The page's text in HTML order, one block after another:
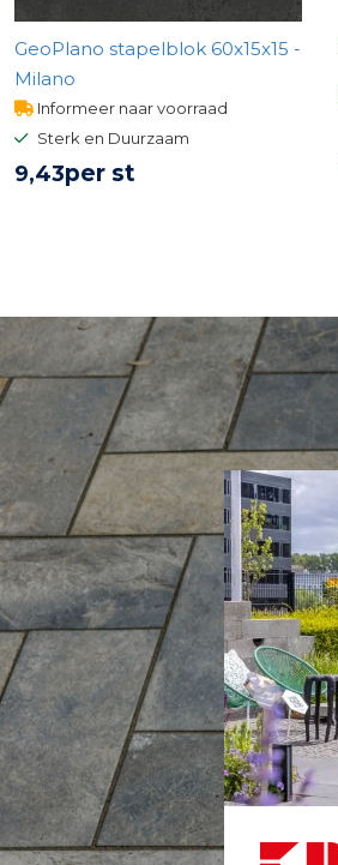
GeoPlano stapelblok 60x15x15 -
Milano
Informeer naar voorraad
Sterk en Duurzaam
9,43per st